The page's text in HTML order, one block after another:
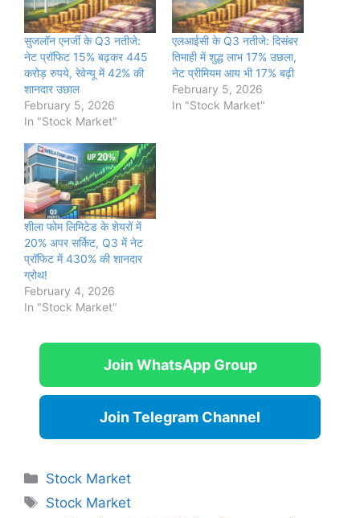
सुजलॉन एनर्जी के Q3 नतीजे:
नेट प्रॉफिट 15% बढ़कर 445
करोड़ रुपये, रेवेन्यू में 42% की
शानदार उछाल
February 5, 2026
In "Stock Market"
एलआईसी के Q3 नतीजे: दिसंबर
तिमाही में शुद्ध लाभ 17% उछला,
नेट प्रीमियम आय भी 17% बढ़ी
February 5, 2026
In "Stock Market"
शीला फोम लिमिटेड के शेयरों में
20% अपर सर्किट, Q3 में नेट
प्रॉफिट में 430% की शानदार
ग्रोथ!
February 4, 2026
In "Stock Market"
Join WhatsApp Group
Join Telegram Channel
Categories
Stock Market
Tags
Stock Market